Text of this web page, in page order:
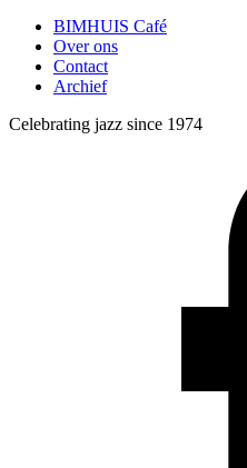
BIMHUIS Café
Over ons
Contact
Archief
Celebrating jazz since 1974